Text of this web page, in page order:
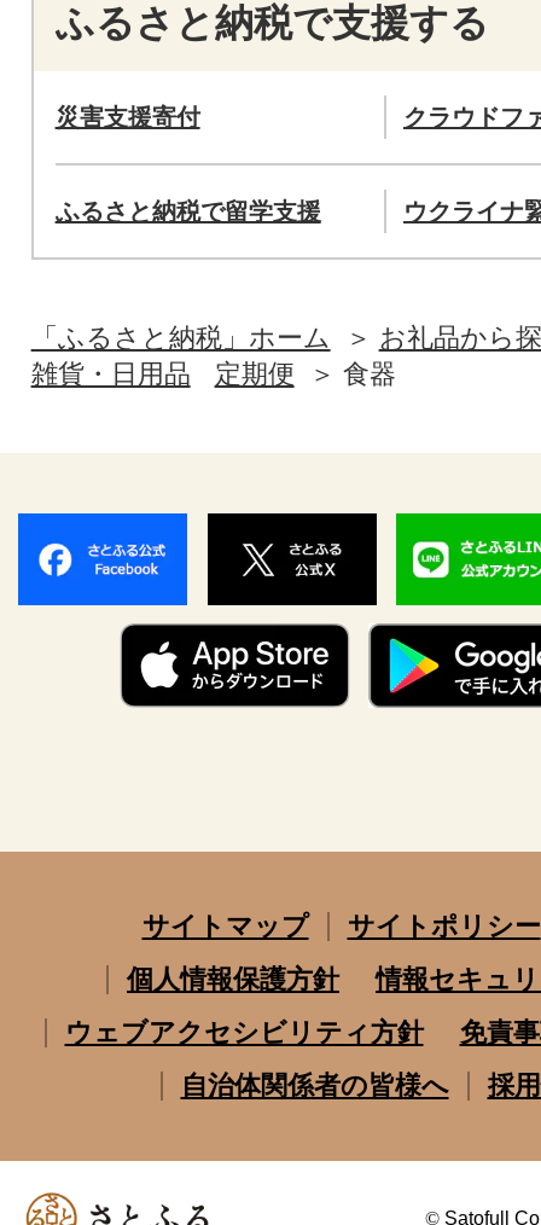
ふるさと納税で支援する
災害支援寄付 クラウドフ
ふるさと納税で留学支援 ウクライナ
「ふるさと納税」ホーム
お礼品から
雑貨・日用品
定期便 食器
サイトマップ
サイトポリシー
個人情報保護方針
情報セキュ
ウェブアクセシビリティ方針
免責
自治体関係者の皆様へ
採
© Satofull